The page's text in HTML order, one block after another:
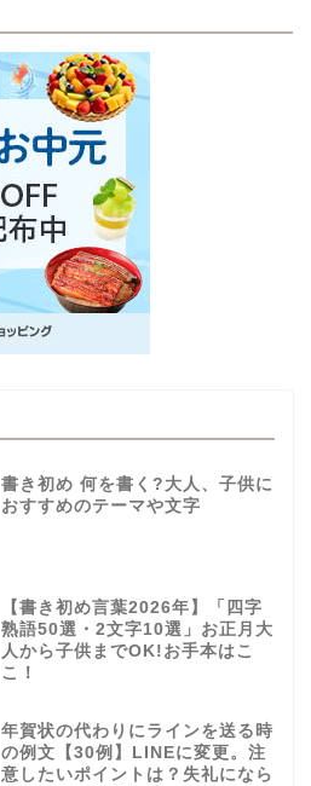
書き初め 何を書く?大人、子供に
おすすめのテーマや文字
【書き初め言葉2026年】「四字
熟語50選・2文字10選」お正月大
人から子供までOK!お手本はこ
こ！
年賀状の代わりにラインを送る時
の例文【30例】LINEに変更。注
意したいポイントは？失礼になら